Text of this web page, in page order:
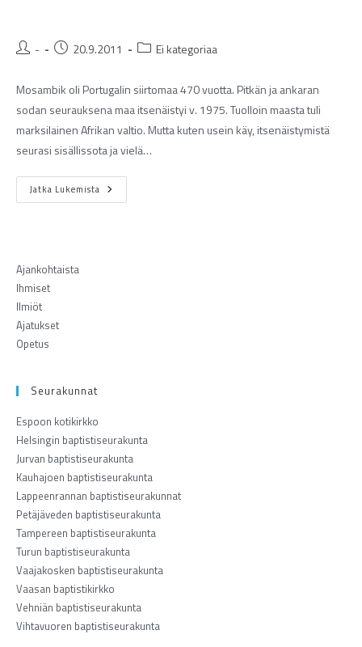
- 20.9.2011 Ei kategoriaa
Mosambik oli Portugalin siirtomaa 470 vuotta. Pitkän ja ankaran
sodan seurauksena maa itsenäistyi v. 1975. Tuolloin maasta tuli
marksilainen Afrikan valtio. Mutta kuten usein käy, itsenäistymistä
seurasi sisällissota ja vielä…
Jatka Lukemista
Ajankohtaista
Ihmiset
Ilmiöt
Ajatukset
Opetus
Seurakunnat
Espoon kotikirkko
Helsingin baptistiseurakunta
Jurvan baptistiseurakunta
Kauhajoen baptistiseurakunta
Lappeenrannan baptistiseurakunnat
Petäjäveden baptistiseurakunta
Tampereen baptistiseurakunta
Turun baptistiseurakunta
Vaajakosken baptistiseurakunta
Vaasan baptistikirkko
Vehniän baptistiseurakunta
Vihtavuoren baptistiseurakunta